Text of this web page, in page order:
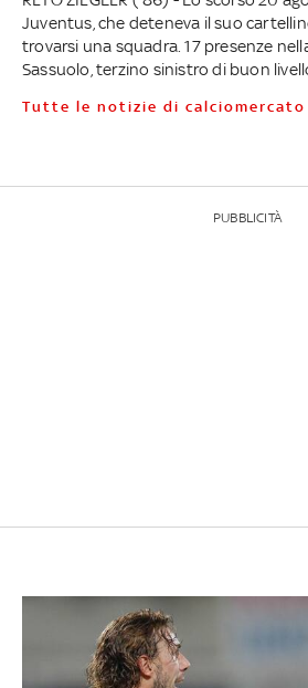
Juventus, che deteneva il suo
trovarsi una squadra. 17 presenze
Sassuolo, terzino sinistro di buon
Tutte le notizie di calciomercato
PUBBLICITÀ